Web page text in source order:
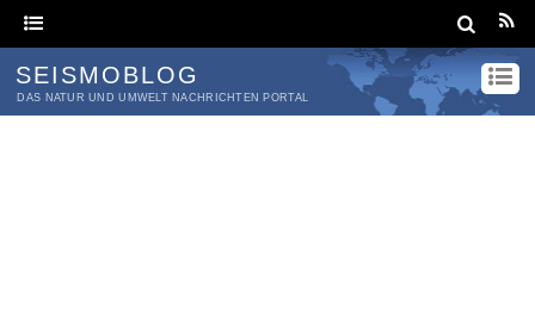
SEISMOBLOG
DAS NATUR UND UMWELT NACHRICHTEN PORTAL